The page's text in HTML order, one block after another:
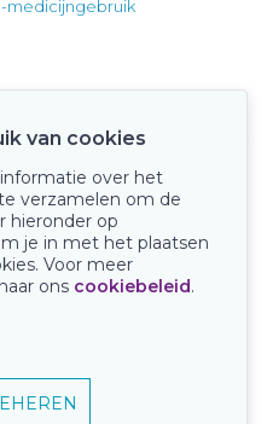
medicijngebruik
van cookies
over het
verzamelen om de
hieronder op
je in met het plaatsen
Voor meer
ons cookiebeleid.